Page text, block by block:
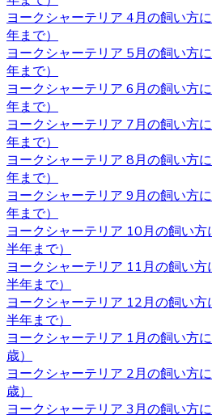
2020.11.13
べべドールはアフターケアもしっ
入後でもわからないこと、心配な
気軽にお問い合わせください。初
をお迎えするお客様も、安心して
購入の際は、是非お問い合わせ下さ
2020.11.06
ワンちゃんを購入する際、男の子
りますが、繁殖を考えていないよ
わりを持つ必要もないでしょう。
て、男の子は縄張り意識があるの
があり、女の子の場合は避妊手術
出たり、妊娠の危険性があること
合も性格は飼い主の育て方次第な
が合って気に入った子がいた場合
ではないでしょう。
2020.10.30
ヨークシャーテリアは体が小さい
けで十分な運動になります。高齢
ヨークシャーテリア 4月の飼い方
年まで）
ヨークシャーテリア 5月の飼い方
年まで）
ヨークシャーテリア 6月の飼い方
年まで）
ヨークシャーテリア 7月の飼い方
年まで）
ヨークシャーテリア 8月の飼い方
年まで）
ヨークシャーテリア 9月の飼い方
年まで）
ヨークシャーテリア 10月の飼い
半年まで）
ヨークシャーテリア 11月の飼い
半年まで）
ヨークシャーテリア 12月の飼い
半年まで）
ヨークシャーテリア 1月の飼い方
歳）
ヨークシャーテリア 2月の飼い方
歳）
ヨークシャーテリア 3月の飼い方